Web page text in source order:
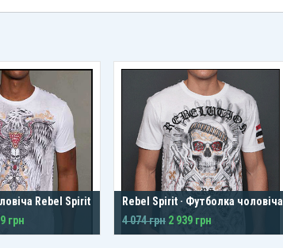
Rebel Spirit
грн
Rebel Spirit · Футболка чоловіча
4 074 грн 2 939 грн